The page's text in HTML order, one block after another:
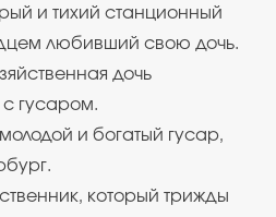
и тихий станционный
любивший свою дочь.
дочь
с гусаром.
и богатый гусар,
который трижды